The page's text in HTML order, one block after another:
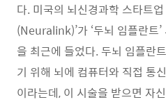
다. 미국의 뇌신경과학 스타트업
(Neuralink)’가 ‘두뇌 임플란트
을 최근에 들었다. 두뇌 임플란
기 위해 뇌에 컴퓨터와 직접 통
이라는데, 이 시술을 받으면 자